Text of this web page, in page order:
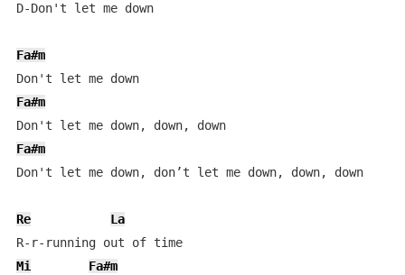
D-Don't let me down
Fa#m
Don't let me down
Fa#m
Don't let me down, down, down
Fa#m
Don't let me down, don’t let me down, down, down
Re
La
R-r-running out of time
Mi
Fa#m